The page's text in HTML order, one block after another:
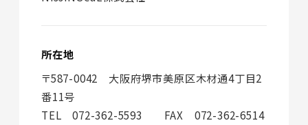
所在地
〒587-0042 大阪府堺市美原区木材通4丁目2
番11号
TEL 072-362-5593 FAX 072-362-6514